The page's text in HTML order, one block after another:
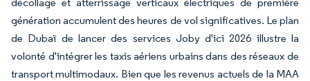
génération accumulent des heures de vol significatives. Le plan
de Dubaï de lancer des services Joby d'ici 2026 illustre la
volonté d'intégrer les taxis aériens urbains dans des réseaux de
transport multimodaux. Bien que les revenus actuels de la MAA